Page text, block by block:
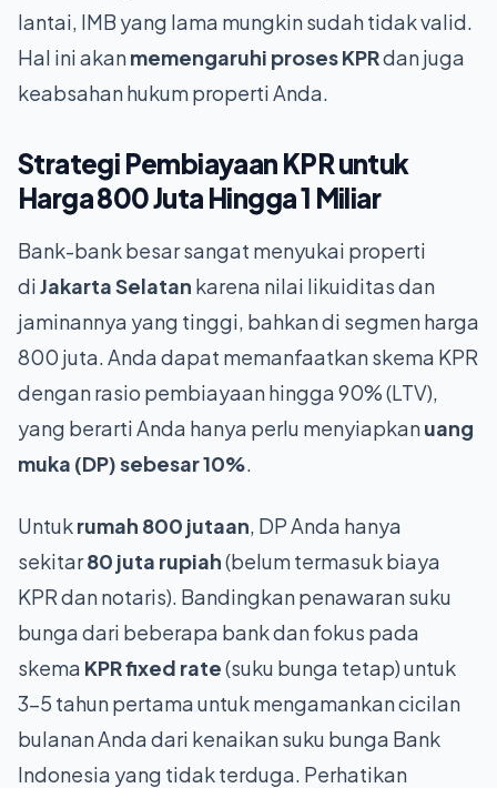
lantai, IMB yang lama mungkin sudah tidak valid.
Hal ini akanmemengaruhi proses KPRdan juga
keabsahan hukum properti Anda.
Strategi Pembiayaan KPR untuk
Harga800 Juta Hingga 1 Miliar
Bank-bank besar sangat menyukai properti
diJakarta Selatan karena nilai likuiditas dan
jaminannya yang tinggi, bahkan di segmen harga
800 juta. Anda dapat memanfaatkan skema KPR
dengan rasio pembiayaan hingga 90% (LTV),
yang berarti Anda hanya perlu menyiapkanuang
muka (DP) sebesar 10%.
Untukrumah 800 jutaan, DP Anda hanya
sekitar80 juta rupiah(belum termasuk biaya
KPR dan notaris). Bandingkan penawaran suku
bunga dari beberapa bank dan fokus pada
skema KPR fixed rate(suku bunga tetap) untuk
3-5 tahun pertama untuk mengamankan cicilan
bulanan Anda dari kenaikan suku bunga Bank
Indonesia yang tidak terduga. Perhatikan